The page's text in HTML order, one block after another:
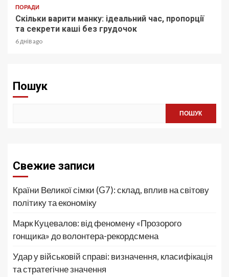
ПОРАДИ
Скільки варити манку: ідеальний час, пропорції
та секрети каші без грудочок
6 днів ago
Пошук
ПОШУК
Свежие записи
Країни Великої сімки (G7): склад, вплив на світову
політику та економіку
Марк Куцевалов: від феномену «Прозорого
гонщика» до волонтера-рекордсмена
Удар у військовій справі: визначення, класифікація
та стратегічне значення